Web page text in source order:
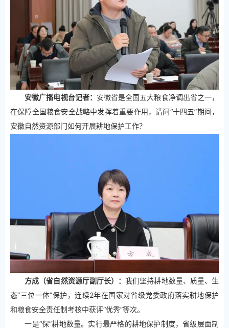
安徽广播电视台记者： 安徽省是全国五大粮食净调出省之一，
在保障全国粮食安全战略中发挥着重要作用，请问“十四五”期间，
安徽自然资源部门如何开展耕地保护工作？
方成（省自然资源厅副厅长）：我们坚持耕地数量、质量、生
态“三位一体”保护，连续2年在国家对省级党委政府落实耕地保护
和粮食安全责任制考核中获评“优秀”等次。
一是“保”耕地数量。实行最严格的耕地保护制度，省级层面制